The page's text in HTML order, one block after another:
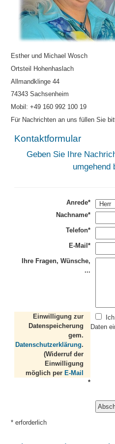
Esther und Michael Wosch
Ortsteil Hohenhaslach
Allmandklinge 44
74343 Sachsenheim
Mobil: +49 160 992 100 19
Für Nachrichten an uns füllen Sie
Kontaktformular
Geben Sie Ihre
umgehend
Anrede*
Nachname*
Telefon*
E-Mail*
Ihre Fragen, Wünsche,
...
Einwilligung zur
Datenspeicherung
gem.
Datenschutzerklärung.
(Widerruf der
Einwilligung
möglich per E-Mail
*
Ich
Daten
* erforderlich